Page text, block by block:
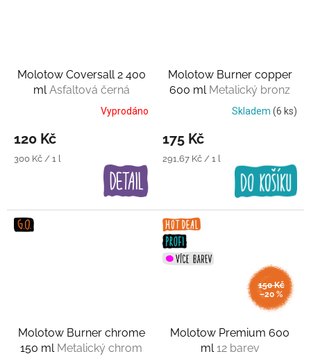
Molotow Coversall 2 400
ml Asfaltová černá
Vyprodáno
120 Kč
Měrná
300 Kč / 1 l
Molotow Burner copper
600 ml Metalický bronz
Skladem (6 ks)
175 Kč
Měrná
291,67 Kč / 1 l
Molotow Burner chrome
150 ml Metalický chrom
150 Kč
–20 %
Molotow Premium 600
ml 12 barev